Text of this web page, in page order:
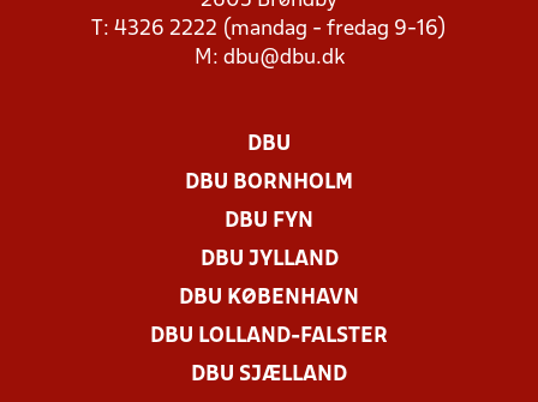
T: 4326 2222 (mandag - fredag 9-16)
M: dbu@dbu.dk
DBU
DBU BORNHOLM
DBU FYN
DBU JYLLAND
DBU KØBENHAVN
DBU LOLLAND-FALSTER
DBU SJÆLLAND